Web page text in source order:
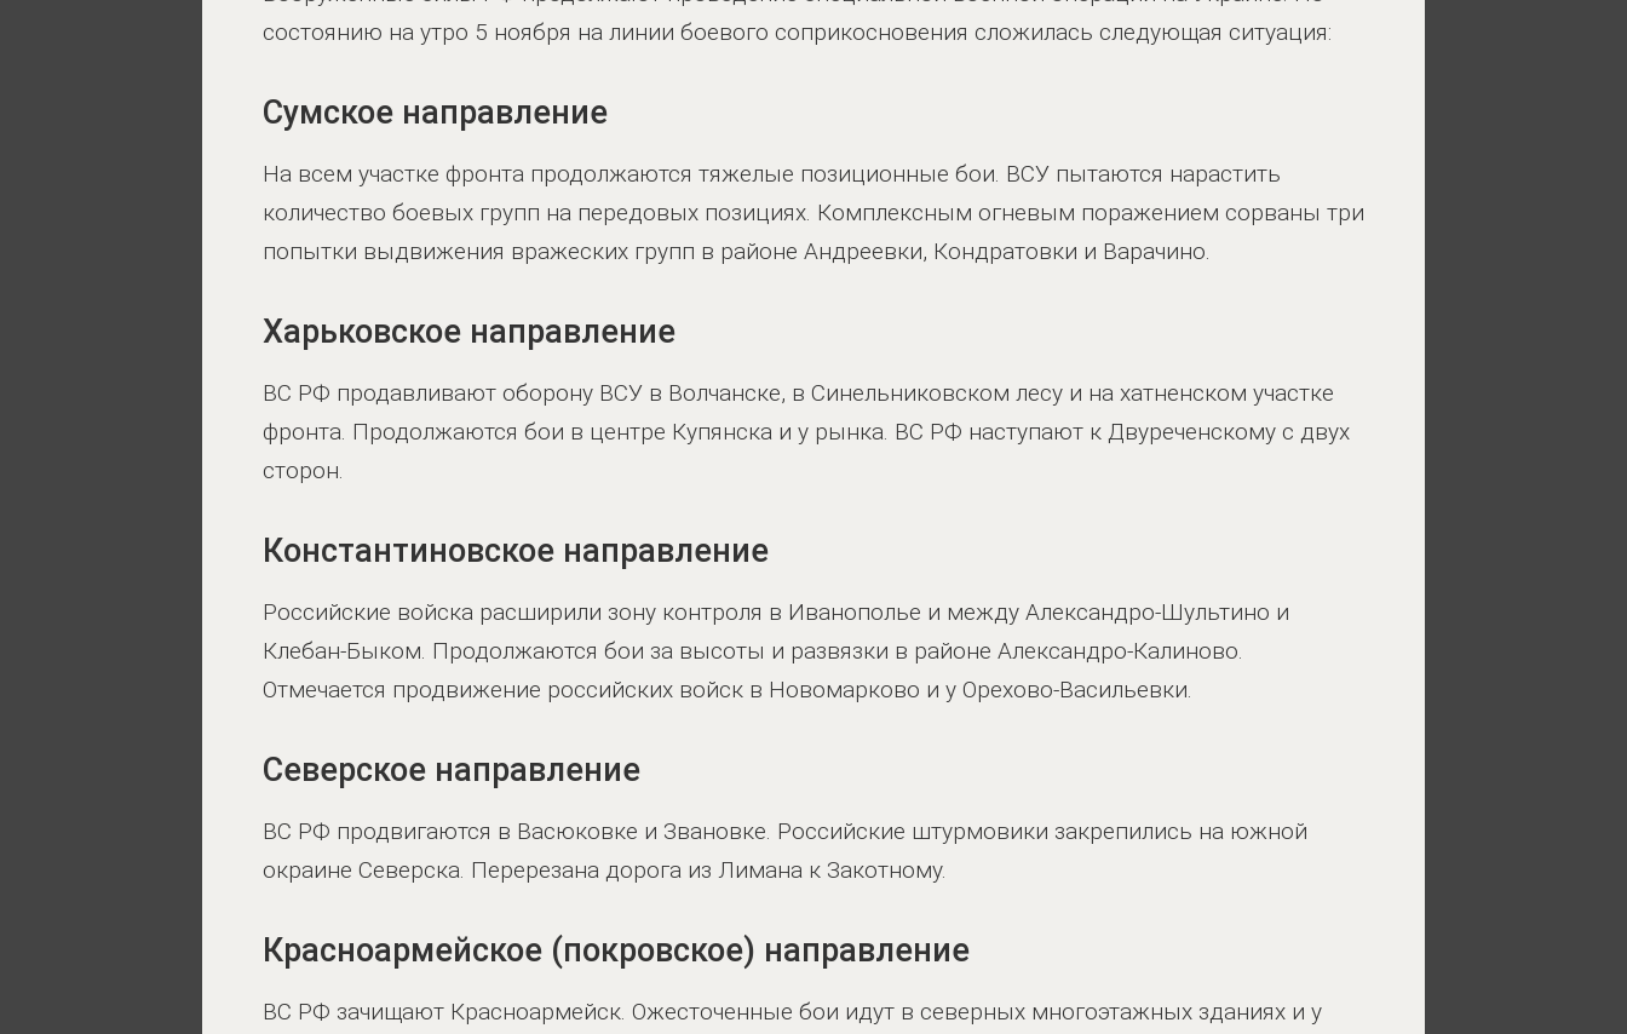
состоянию на утро 5 ноября на линии боевого соприкосновения сложилась следующая ситуация:
Сумское направление
На всем участке фронта продолжаются тяжелые позиционные бои. ВСУ пытаются нарастить
количество боевых групп на передовых позициях. Комплексным огневым поражением сорваны три
попытки выдвижения вражеских групп в районе Андреевки, Кондратовки и Варачино.
Харьковское направление
ВС РФ продавливают оборону ВСУ в Волчанске, в Синельниковском лесу и на хатненском участке
фронта. Продолжаются бои в центре Купянска и у рынка. ВС РФ наступают к Двуреченскому с двух
сторон.
Константиновское направление
Российские войска расширили зону контроля в Иванополье и между Александро-Шультино и
Клебан-Быком. Продолжаются бои за высоты и развязки в районе Александро-Калиново.
Отмечается продвижение российских войск в Новомарково и у Орехово-Васильевки.
Северское направление
ВС РФ продвигаются в Васюковке и Звановке. Российские штурмовики закрепились на южной
окраине Северска. Перерезана дорога из Лимана к Закотному.
Красноармейское (покровское) направление
ВС РФ зачищают Красноармейск. Ожесточенные бои идут в северных многоэтажных зданиях и у